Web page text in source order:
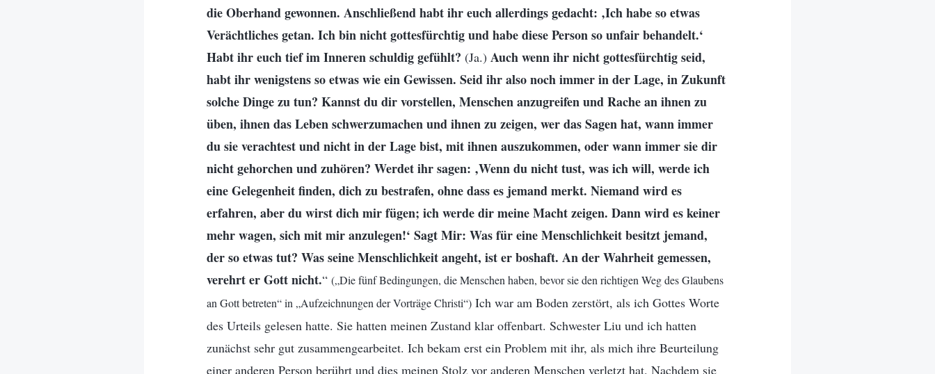
die Oberhand gewonnen. Anschließend habt ihr euch allerdings gedacht: ‚Ich habe so etwas
Verächtliches getan. Ich bin nicht gottesfürchtig und habe diese Person so unfair behandelt.‘
Habt ihr euch tief im Inneren schuldig gefühlt? (Ja.) Auch wenn ihr nicht gottesfürchtig seid,
habt ihr wenigstens so etwas wie ein Gewissen. Seid ihr also noch immer in der Lage, in Zukunft
solche Dinge zu tun? Kannst du dir vorstellen, Menschen anzugreifen und Rache an ihnen zu
üben, ihnen das Leben schwerzumachen und ihnen zu zeigen, wer das Sagen hat, wann immer
du sie verachtest und nicht in der Lage bist, mit ihnen auszukommen, oder wann immer sie dir
nicht gehorchen und zuhören? Werdet ihr sagen: ‚Wenn du nicht tust, was ich will, werde ich
eine Gelegenheit finden, dich zu bestrafen, ohne dass es jemand merkt. Niemand wird es
erfahren, aber du wirst dich mir fügen; ich werde dir meine Macht zeigen. Dann wird es keiner
mehr wagen, sich mit mir anzulegen!‘ Sagt Mir: Was für eine Menschlichkeit besitzt jemand,
der so etwas tut? Was seine Menschlichkeit angeht, ist er boshaft. An der Wahrheit gemessen,
verehrt er Gott nicht.“ („Die fünf Bedingungen, die Menschen haben, bevor sie den richtigen Weg des Glaubens
an Gott betreten“ in „Aufzeichnungen der Vorträge Christi“) Ich war am Boden zerstört, als ich Gottes Worte
des Urteils gelesen hatte. Sie hatten meinen Zustand klar offenbart. Schwester Liu und ich hatten
zunächst sehr gut zusammengearbeitet. Ich bekam erst ein Problem mit ihr, als mich ihre Beurteilung
einer anderen Person berührt und dies meinen Stolz vor anderen Menschen verletzt hat. Nachdem sie